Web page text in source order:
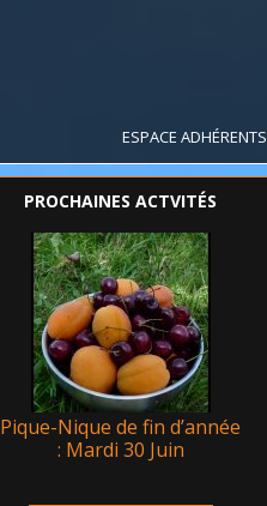
ESPACE ADHÉRENTS
PROCHAINES ACTVITÉS
Pique-Nique de fin d’année
: Mardi 30 Juin